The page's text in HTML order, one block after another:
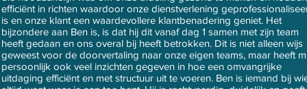
efficiënt in richten waardoor onze dienstverlening
is en onze klant een waardevollere klantbenadering geniet. Het
bijzondere aan Ben is, is dat hij dit vanaf dag 1 samen met zijn team
heeft gedaan en ons overal bij heeft betrokken. Dit is niet alleen wijs
geweest voor de doorvertaling naar onze eigen teams, maar heeft
persoonlijk ook veel inzichten gegeven in hoe een omvangrijke
uitdaging efficiënt en met structuur uit te voeren. Ben is iemand bij